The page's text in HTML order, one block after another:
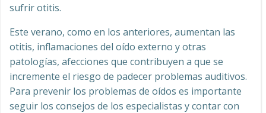
sufrir otitis.
Este verano, como en los anteriores, aumentan las
otitis, inflamaciones del oído externo y otras
patologías, afecciones que contribuyen a que se
incremente el riesgo de padecer problemas auditivos.
Para prevenir los problemas de oídos es importante
seguir los consejos de los especialistas y contar con